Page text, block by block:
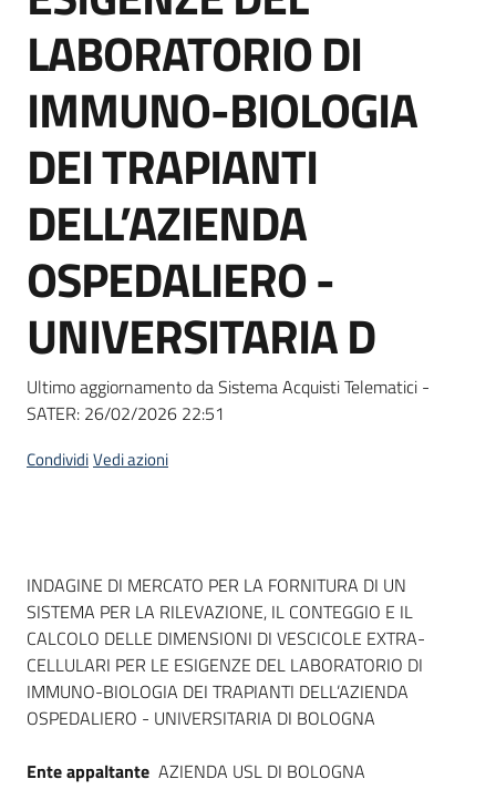
LABORATORIO DI
IMMUNO-BIOLOGIA
DEI TRAPIANTI
DELL’AZIENDA
OSPEDALIERO -
UNIVERSITARIA D
Ultimo aggiornamento da Sistema Acquisti Telematici -
SATER: 26/02/2026 22:51
CondividiVedi azioni
Dati del bando
INDAGINE DI MERCATO PER LA FORNITURA DI UN
SISTEMA PER LA RILEVAZIONE, IL CONTEGGIO E IL
CALCOLO DELLE DIMENSIONI DI VESCICOLE EXTRA-
CELLULARI PER LE ESIGENZE DEL LABORATORIO DI
IMMUNO-BIOLOGIA DEI TRAPIANTI DELL’AZIENDA
OSPEDALIERO - UNIVERSITARIA DI BOLOGNA
Ente appaltante AZIENDA USL DI BOLOGNA